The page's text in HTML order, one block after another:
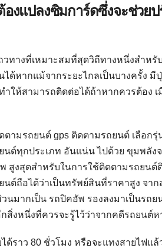
งแปลงซิมการ์ดซึ่งจะช่วย
ทางที่เหมาะสมที่สุดวิถีทางหนึ่งสำหรั
ด้หากแม้จากระยะไกลเป็นบางครั้ง มี
ให้สามารถติดต่อได้ถ้าหากควรต้อง เ
ตามรถยนต์ gps ติดตามรถยนต์ เลือกรุ่
ต์ทุกประเภท อันแน่น ไปด้วย ขุมพลัง
สูงสุดสำหรับในการใช้ติดตามรถยน
นต์ถือได้ว่าเป็นทรัพย์สินที่ราคาสูง จา
มากเป็น รถปิคอัพ รองลงมาเป็นรถย
สิ่งหนึ่งที่ควรจะรู้ไว้ว่าจากคดีรถยนต์
ด้ราว 80 ชั่วโมง หรือจะแทงสายไฟแ